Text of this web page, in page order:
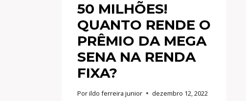
50 MILHÕES!
QUANTO RENDE O
PRÊMIO DA MEGA
SENA NA RENDA
FIXA?
Porildo ferreira junior dezembro 12, 2022